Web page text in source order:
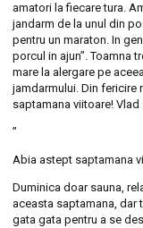
amatori la fiecare tura.
jandarm de la unul din
pentru un maraton. In
porcul in ajun”. Toamna
mare la alergare pe
jamdarmului. Din fericire
saptamana viitoare! Vlad
”
Abia astept saptamana
Duminica doar sauna,
aceasta saptamana, dar
gata gata pentru a se